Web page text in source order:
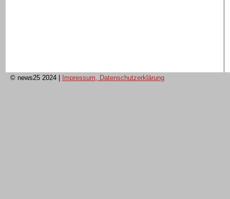
© news25 2024 Impressum, Datenschutzerklärung